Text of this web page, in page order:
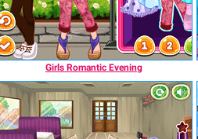
Girls Romantic Evening